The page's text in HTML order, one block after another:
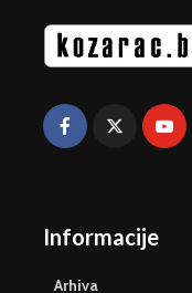
Informacije
Arhiva